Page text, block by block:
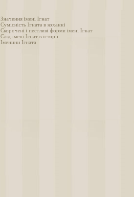
Значення імені Ігнат
Сумісність Ігната в коханні
Скорочені і пестливі форми імені Ігнат
Слід імені Ігнат в історії
Іменини Ігната